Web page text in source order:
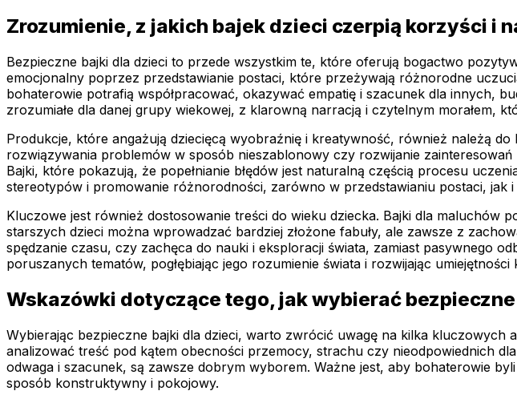
Zrozumienie, z jakich bajek dzieci czerpią korzyści i
Bezpieczne bajki dla dzieci to przede wszystkim te, które oferują bogactwo
emocjonalny poprzez przedstawianie postaci, które przeżywają różnorodne
bohaterowie potrafią współpracować, okazywać empatię i szacunek dla innych,
zrozumiałe dla danej grupy wiekowej, z klarowną narracją i czytelnym morałem,
Produkcje, które angażują dziecięcą wyobraźnię i kreatywność, również należą
rozwiązywania problemów w sposób nieszablonowy czy rozwijanie
Bajki, które pokazują, że popełnianie błędów jest naturalną częścią procesu
stereotypów i promowanie różnorodności, zarówno w przedstawianiu postaci,
Kluczowe jest również dostosowanie treści do wieku dziecka. Bajki dla
starszych dzieci można wprowadzać bardziej złożone fabuły, ale zawsze z
spędzanie czasu, czy zachęca do nauki i eksploracji świata, zamiast pasywnego
poruszanych tematów, pogłębiając jego rozumienie świata i rozwijając umiejętności
Wskazówki dotyczące tego, jak wybierać
Wybierając bezpieczne bajki dla dzieci, warto zwrócić uwagę na kilka
analizować treść pod kątem obecności przemocy, strachu czy nieodpowiednich
odwaga i szacunek, są zawsze dobrym wyborem. Ważne jest, aby bohaterowie
sposób konstruktywny i pokojowy.